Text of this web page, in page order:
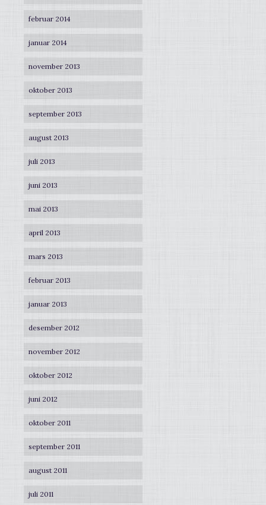
februar 2014
januar 2014
november 2013
oktober 2013
september 2013
august 2013
juli 2013
juni 2013
mai 2013
april 2013
mars 2013
februar 2013
januar 2013
desember 2012
november 2012
oktober 2012
juni 2012
oktober 2011
september 2011
august 2011
juli 2011